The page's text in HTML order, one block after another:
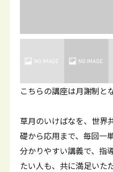
こちらの講座は月謝制と
草月のいけばなを、世界
礎から応用まで、毎回一
分かりやすい講義で、指
たい人も、共に満足いた